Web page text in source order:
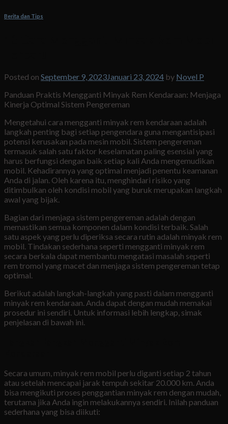
Berita dan Tips
Posted on September 9, 2023Januari 23, 2024 by Novel P
Panduan Praktis Mengganti Minyak Rem Kendaraan: Menjaga
Kinerja Optimal Sistem Pengereman
Mengetahui cara mengganti minyak rem kendaraan adalah
langkah penting bagi setiap pengendara guna mengantisipasi
potensi kerusakan pada mesin mobil. Sistem pengereman
termasuk salah satu faktor keselamatan paling esensial yang
harus berfungsi dengan baik setiap kali Anda mengemudikan
mobil. Kehadirannya yang optimal menjadi penentu keamanan
Anda di jalan. Oleh karena itu, menghindari risiko yang
ditimbulkan oleh kondisi mobil yang buruk merupakan langkah
awal yang bijak.
Bagian dari menjaga sistem pengereman adalah dengan
memastikan semua komponen dalam kondisi terbaik. Salah
satu aspek yang perlu diperiksa secara rutin adalah minyak rem
mobil. Tindakan sederhana seperti mengganti minyak rem
secara berkala dapat membantu mengatasi masalah seperti
rem tromol yang macet dan menjaga sistem pengereman tetap
optimal.
Berikut adalah langkah-langkah yang pasti dalam mengganti
minyak rem kendaraan. Anda dapat dengan mudah memakai
prosedur ini sendiri. Untuk informasi lebih lengkap, simak
penjelasan di bawah ini.
Secara umum, minyak rem mobil perlu diganti setiap 2 tahun
atau setelah mencapai jarak tempuh sekitar 20.000 km. Anda
bisa mengikuti proses penggantian minyak rem dengan mudah,
terutama jika Anda ingin melakukannya sendiri. Inilah panduan
sederhana yang bisa diikuti: